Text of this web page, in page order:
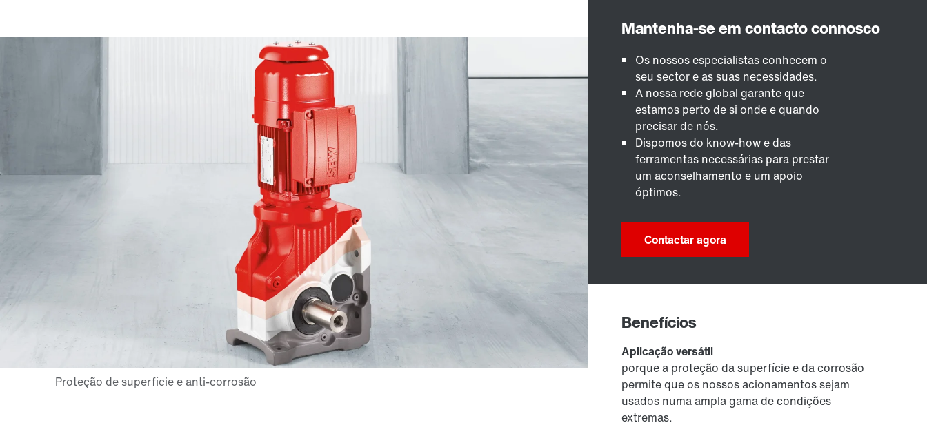
Os nossos especialistas conhecem o
seu sector e as suas necessidades.
A nossa rede global garante que
estamos perto de si onde e quando
precisar de nós.
Dispomos do know-how e das
ferramentas necessárias para prestar
um aconselhamento e um apoio
óptimos.
Contactar agora
Benefícios
Aplicação versátil
porque a proteção da superfície e da corrosão
permite que os nossos acionamentos sejam
usados numa ampla gama de condições
extremas.